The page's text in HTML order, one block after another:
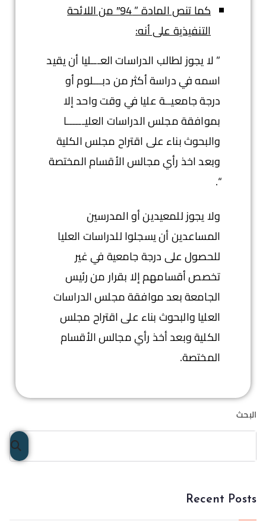
كما تنص المادة ” 94″ من اللائحة
التنفيذية على أنه:
” لا يجوز لطالب الدراسات العـــليا أن يقيد
اسمه في دراسة أكثر من دبـــلوم أو
درجة جامعيــة عليا في وقت واحد إلا
بموافقة مجلس الدراسات العليــــــا
والبحوث بناء على اقتراح مجلس الكلية
وبعد اخذ رأي مجالس الأقسام المختصة
“.
ولا يجوز للمعيدين أو المدرسين
المساعدين أن يسجلوا للدراسات العليا
للحصول على درجة جامعية في غير
تخصص أقسامهم إلا بقرار من رئيس
الجامعة بعد موافقة مجلس الدراسات
العليا والبحوث بناء على اقتراح مجلس
الكلية وبعد أخذ رأي مجالس الأقسام
المختصة.
البحث
البح
ث
Recent Posts